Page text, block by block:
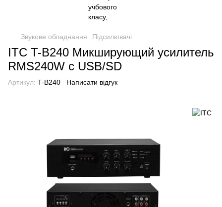
Звукове обладнання Підсилювачі
ITC T-B240 Микширующий усилитель
RMS240W с USB/SD
Артикул: T-B240 Написати відгук